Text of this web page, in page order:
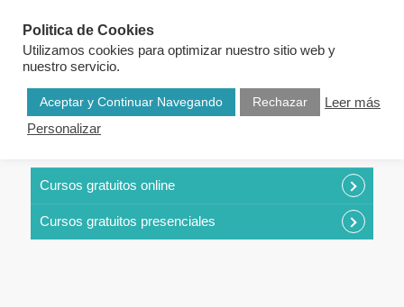
Cursos gratuitos online
Cursos gratuitos presenciales
Politica de Cookies
Utilizamos cookies para optimizar nuestro sitio web y
nuestro servicio.
Aceptar y Continuar Navegando Rechazar
Leer más
Personalizar